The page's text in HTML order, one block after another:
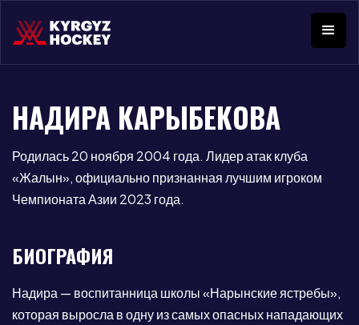
НАДИРА КАРЫБЕКОВА
Родилась 20 ноября 2004 года. Лидер атак клуба
«Жалын», официально признанная лучшим игроком
Чемпионата Азии 2023 года.
БИОГРАФИЯ
Надира — воспитанница школы «Нарынские ястребы»,
которая выросла в одну из самых опасных нападающих